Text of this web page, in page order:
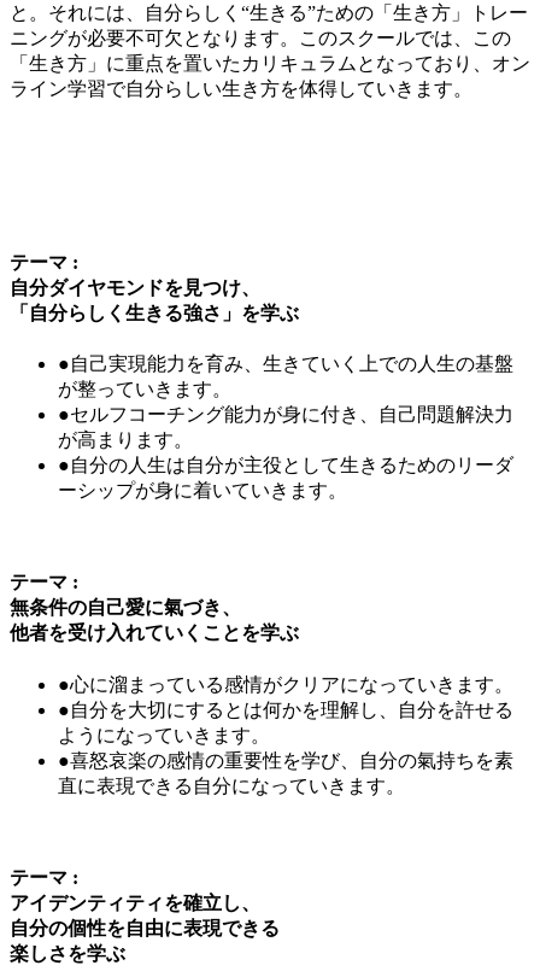
と。それには、自分らしく“生きる”ための 「生き方」トレー
ニングが必要不可欠 となります。このスクールでは、この
「生き方」に重点を置いたカリキュラムとなっており、オン
ライン学習で自分らしい生き方を体得していきます。
テーマ :
自分ダイヤモンドを見つけ、
「自分らしく生きる強さ」を学ぶ
●自己実現能力を育み、生きていく上での人生の基盤
が整っていきます。
●セルフコーチング能力が身に付き、自己問題解決力
が高まります。
●自分の人生は自分が主役として生きるためのリーダ
ーシップが身に着いていきます。
テーマ :
無条件の自己愛に氣づき、
他者を受け入れていくことを学ぶ
●心に溜まっている感情がクリアになっていきます。
●自分を大切にするとは何かを理解し、自分を許せる
ようになっていきます。
●喜怒哀楽の感情の重要性を学び、自分の氣持ちを素
直に表現できる自分になっていきます。
テーマ :
アイデンティティを確立し、
自分の個性を自由に表現できる
楽しさを学ぶ